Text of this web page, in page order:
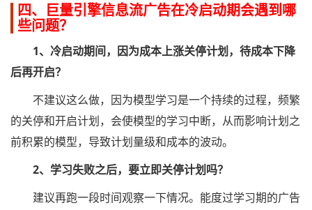
四、巨量引擎信息流广告在冷启动期会遇到哪
些问题？
1、冷启动期间，因为成本上涨关停计划，待成本下降
后再开启？
不建议这么做，因为模型学习是一个持续的过程，频繁
的关停和开启计划，会使模型的学习中断，从而影响计划之
前积累的模型，导致计划量级和成本的波动。
2、学习失败之后，要立即关停计划吗？
建议再跑一段时间观察一下情况。能度过学习期的广告